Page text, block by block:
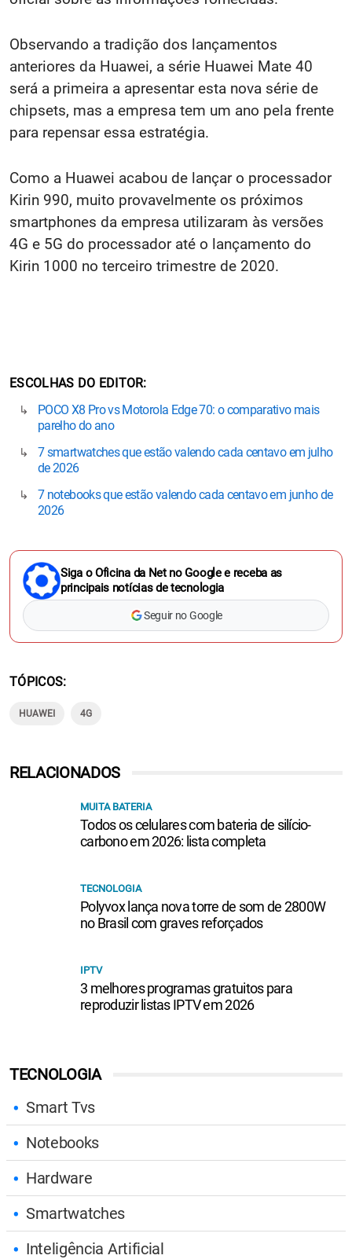
Observando a tradição dos lançamentos
anteriores da Huawei, a série Huawei Mate 40
será a primeira a apresentar esta nova série de
chipsets, mas a empresa tem um ano pela frente
para repensar essa estratégia.
Como a Huawei acabou de lançar o processador
Kirin 990, muito provavelmente os próximos
smartphones da empresa utilizaram às versões
4G e 5G do processador até o lançamento do
Kirin 1000 no terceiro trimestre de 2020.
ESCOLHAS DO EDITOR
POCO X8 Pro vs Motorola Edge 70: o comparativo mais
parelho do ano
7 smartwatches que estão valendo cada centavo em julho
de 2026
7 notebooks que estão valendo cada centavo em junho de
2026
Siga o Oficina da Net no Google e receba as
principais notícias de tecnologia
Seguir no Google
TÓPICOS
HUAWEI 4G
TECNOLOGIA
Smart Tvs
Notebooks
Hardware
Smartwatches
Inteligência Artificial
RELACIONADOS
MUITA BATERIA
Todos os celulares com bateria de silício-
carbono em 2026: lista completa
TECNOLOGIA
Polyvox lança nova torre de som de 2800W
no Brasil com graves reforçados
IPTV
3 melhores programas gratuitos para
reproduzir listas IPTV em 2026